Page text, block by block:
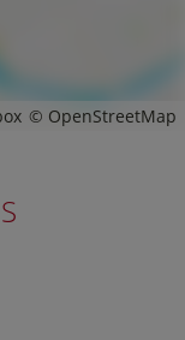
© OpenStreetMap